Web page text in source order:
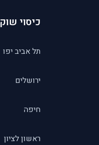
כיסוי שוק
תל אביב יפו
ירושלים
חיפה
ראשון לציון